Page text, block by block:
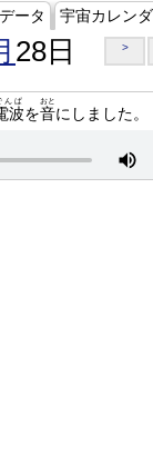
ータ 宇宙カレン
28日 >
波
んぱ
を音
おと
にしました。